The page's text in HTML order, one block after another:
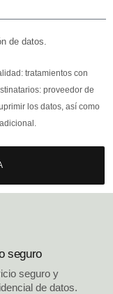
de datos.
tratamientos con
proveedor de
los datos, así como
seguro
seguro y
de datos.